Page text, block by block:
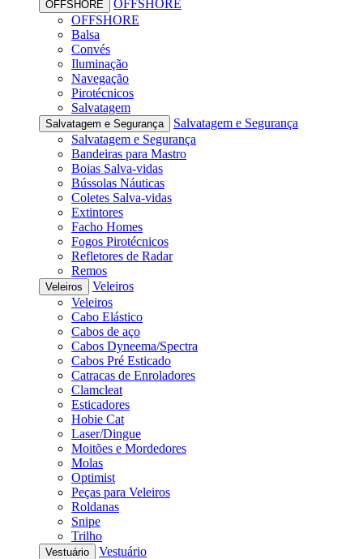
OFFSHORE
OFFSHORE
OFFSHORE
Balsa
Convés
Iluminação
Navegação
Pirotécnicos
Salvatagem
Salvatagem e Segurança
Salvatagem e Segurança
Salvatagem e Segurança
Bandeiras para Mastro
Boias Salva-vidas
Bússolas Náuticas
Coletes Salva-vidas
Extintores
Facho Homes
Fogos Pirotécnicos
Refletores de Radar
Remos
Veleiros
Veleiros
Veleiros
Cabo Elástico
Cabos de aço
Cabos Dyneema/Spectra
Cabos Pré Esticado
Catracas de Enroladores
Clamcleat
Esticadores
Hobie Cat
Laser/Dingue
Moitões e Mordedores
Molas
Optimist
Peças para Veleiros
Roldanas
Snipe
Trilho
Vestuário
Vestuário